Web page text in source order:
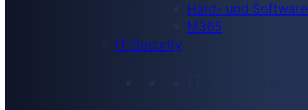
Hard- und Software
M365
IT-Security